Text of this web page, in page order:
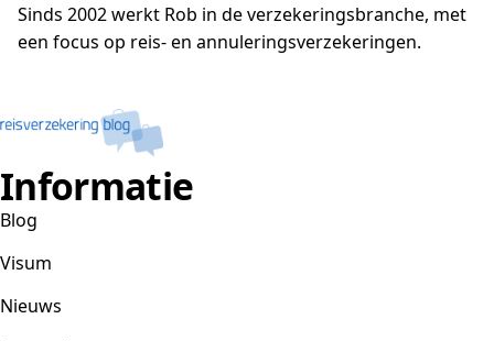
Sinds 2002 werkt Rob in de verzekeringsbranche, met
een focus op reis- en annuleringsverzekeringen.
Informatie
Blog
Visum
Nieuws